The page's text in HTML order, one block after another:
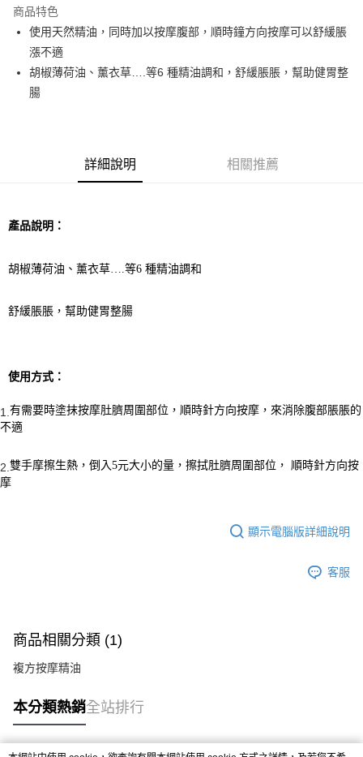
Apple Pay
街口支付
悠遊付
全家取貨付款
每筆NT$65，滿NT$1,000(含以上)免運費
商品特色
使用天然精油，同時加以按摩腹部，順時鐘方向按摩可以舒緩脹
漲不適
胡椒薄荷油、薰衣草….等6 種精油調和，舒緩脹脹，幫助健胃整
腸
詳細說明 相關推薦
產品說明：
胡椒薄荷油、薰衣草 等6 種精油調和
舒緩脹脹，幫助健胃整腸
使用方式 ：
1. 有需要時塗抹按摩肚臍周圍部位，順時針方向按摩，來消除腹部脹脹的
不適
2. 雙手摩擦生熱，倒入5元大小的量，擦拭肚臍周圍部位， 順時針方向按
摩
顯示電腦版詳細說明
客服
商品相關分類 (1)
複方按摩精油
本分類熱銷全站排行